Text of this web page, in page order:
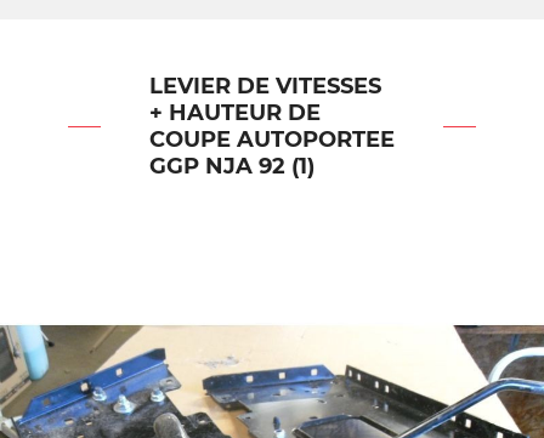
LEVIER DE VITESSES
+ HAUTEUR DE
COUPE AUTOPORTEE
GGP NJA 92 (1)